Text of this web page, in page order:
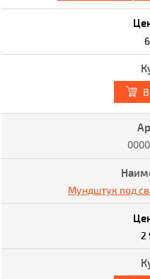
Мундштук под
2